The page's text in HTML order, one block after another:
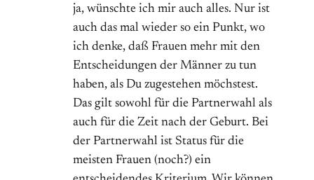
ja, wünschte ich mir auch alles. Nur ist
auch das mal wieder so ein Punkt, wo
ich denke, daß Frauen mehr mit den
Entscheidungen der Männer zu tun
haben, als Du zugestehen möchstest.
Das gilt sowohl für die Partnerwahl als
auch für die Zeit nach der Geburt. Bei
der Partnerwahl ist Status für die
meisten Frauen (noch?) ein